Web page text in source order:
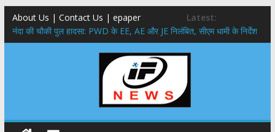
About Us | Contact Us | epaper
Latest:
नंदा की चौकी पुल हादसा: PWD के EE, AE और JE निलंबित, सीएम धामी के निर्देश
पर सख्त कार्रवाई
सरकारी नीतियों में शामिल किए जाएंगे छात्र – छात्राओं के सुझाव ,मुख्यमंत्री युवा
विद्यार्थी मंथन कार्यक्रम में शामिल हुए सीएम पुष्कर सिंह धामी
उत्तराखंड में बढ़ेंगे राजस्व के स्रोत: इको-टूरिज्म, कार्बन क्रेडिट और जड़ी-बूटी आय
मुख्यमंत्री ने उत्तराखण्ड क्षत्रिय कल्याण समिति की वेबसाइट एवं क्षत्रिय जागरण
स्मारिका का किया विमोचन